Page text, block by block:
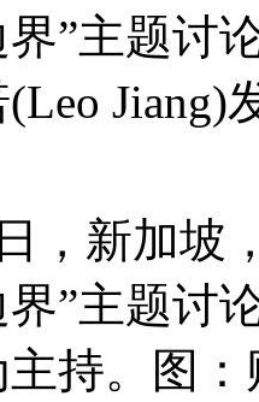
”主题讨
Jiang)
，新加坡
”主题讨
持。图：